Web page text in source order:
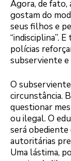
Agora, de fato,
gostam do
seus filhos e
“indisciplina”.
polícias
subserviente e
O
circunstância.
questionar
ou ilegal. O
será obediente
autoritárias
Uma lástima,